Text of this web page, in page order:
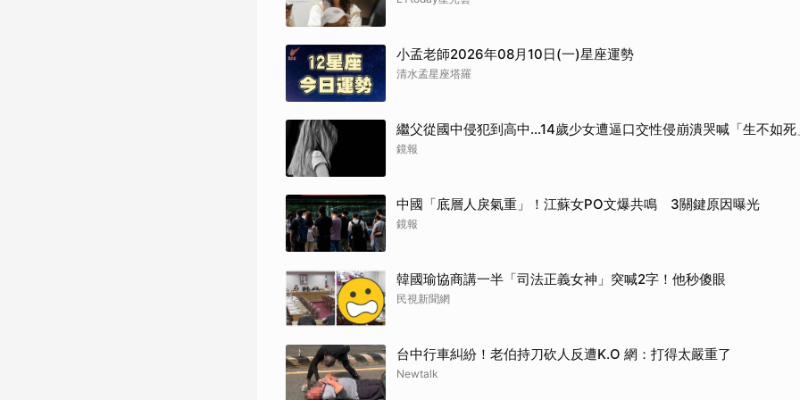
小孟老師2026年08月10日(一)星座運勢
清水孟星座塔羅
繼父從國中侵犯到高中…14歲少女遭逼口交性侵崩潰哭喊「生不如
鏡報
中國「底層人戾氣重」！江蘇女PO文爆共鳴 3關鍵原因曝光
鏡報
韓國瑜協商講一半「司法正義女神」突喊2字！他秒傻眼
民視新聞網
台中行車糾紛！老伯持刀砍人反遭K.O 網：打得太嚴重了
Newtalk